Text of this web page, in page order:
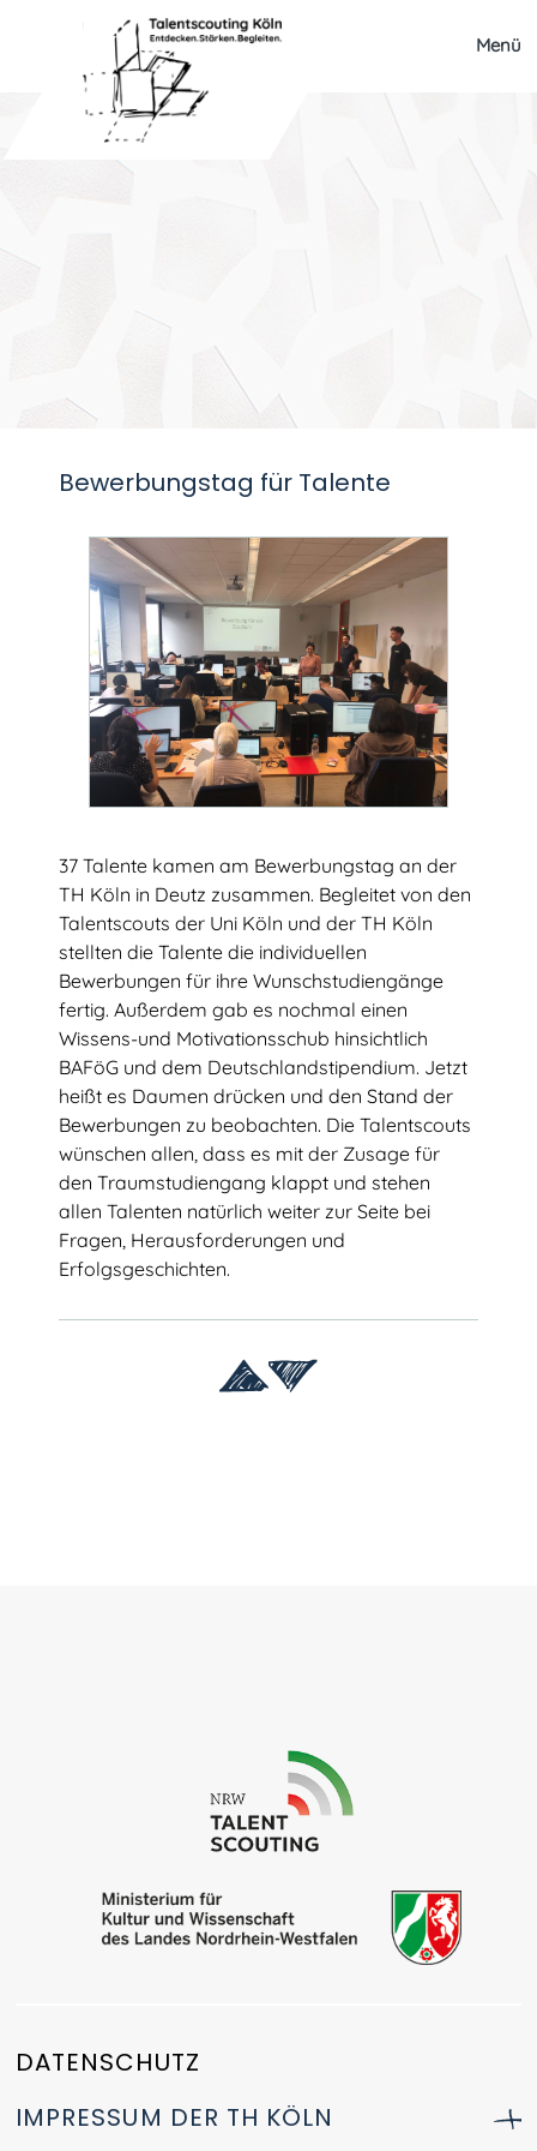
Talentscouting
Eindrücke
Testimonials & Talentstories
TalentNetzwerk Köln
Team Köln
Kooperationsschulen
Kontakt
Menü
Bewerbungstag für Talente
37 Talente kamen am Bewerbungstag an der
TH Köln in Deutz zusammen. Begleitet von den
Talentscouts der Uni Köln und der TH Köln
stellten die Talente die individuellen
Bewerbungen für ihre Wunschstudiengänge
fertig. Außerdem gab es nochmal einen
Wissens-und Motivationsschub hinsichtlich
BAFöG und dem Deutschlandstipendium. Jetzt
heißt es Daumen drücken und den Stand der
Bewerbungen zu beobachten. Die Talentscouts
wünschen allen, dass es mit der Zusage für
den Traumstudiengang klappt und stehen
allen Talenten natürlich weiter zur Seite bei
Fragen, Herausforderungen und
Erfolgsgeschichten.
DATENSCHUTZ
IMPRESSUM DER TH KÖLN